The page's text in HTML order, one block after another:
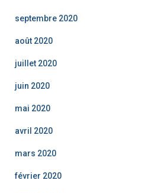
septembre 2020
août 2020
juillet 2020
juin 2020
mai 2020
avril 2020
mars 2020
février 2020